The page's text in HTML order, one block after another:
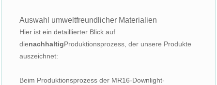
Auswahl umweltfreundlicher Materialien
Hier ist ein detaillierter Blick auf
dienachhaltigProduktionsprozess, der unsere Produkte
auszeichnet:
Beim Produktionsprozess der MR16-Downlight-